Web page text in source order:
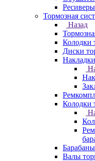
Тормозная
Назад
Колодки
Диски
Колодки
Валы